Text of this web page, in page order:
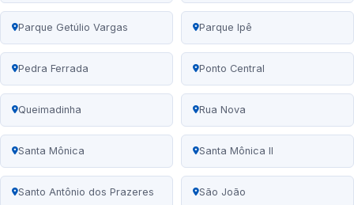
Parque Getúlio Vargas Parque Ipê
Pedra Ferrada Ponto Central
Queimadinha Rua Nova
Santa Mônica Santa Mônica II
Santo Antônio dos Prazeres São João